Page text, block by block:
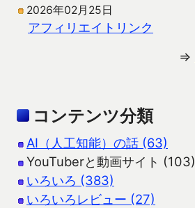
2026年02月25日
アフィリエイトリンク
⇒
コンテンツ分類
AI（人工知能）の話 (63)
YouTuberと動画サイト (103)
いろいろ (383)
いろいろレビュー (27)